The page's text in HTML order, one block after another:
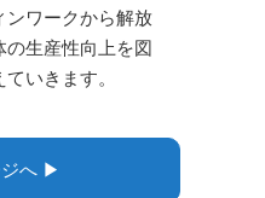
ンワークから解放
の生産性向上を図
いきます。
へ ▶︎